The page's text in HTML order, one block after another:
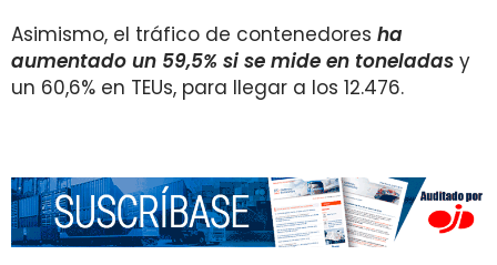
Asimismo, el tráfico de contenedores ha
aumentado un 59,5% si se mide en toneladas y
un 60,6% en TEUs, para llegar a los 12.476.